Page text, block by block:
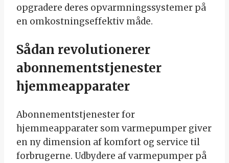
opgradere deres opvarmningssystemer på
en omkostningseffektiv måde.
Sådan revolutionerer
abonnementstjenester
hjemmeapparater
Abonnementstjenester for
hjemmeapparater som varmepumper giver
en ny dimension af komfort og service til
forbrugerne. Udbydere af varmepumper på